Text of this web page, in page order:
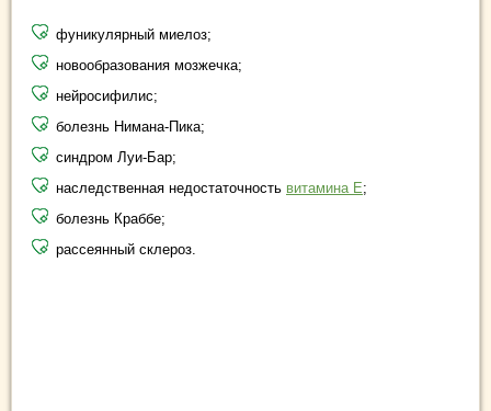
фуникулярный миелоз;
новообразования мозжечка;
нейросифилис;
болезнь Нимана-Пика;
синдром Луи-Бар;
наследственная недостаточность витамина Е;
болезнь Краббе;
рассеянный склероз.